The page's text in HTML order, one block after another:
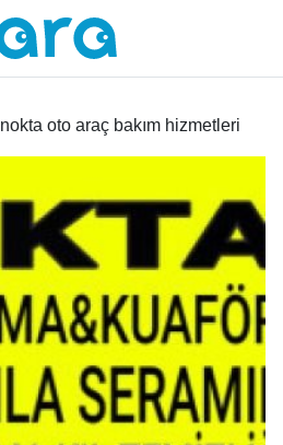
nokta oto araç bakım hizmetleri